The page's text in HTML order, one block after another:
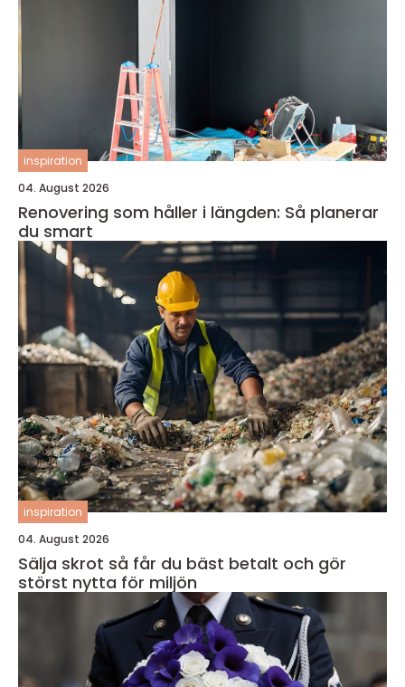
inspiration
04. August 2026
Renovering som håller i längden: Så planerar
du smart
inspiration
04. August 2026
Sälja skrot så får du bäst betalt och gör
störst nytta för miljön